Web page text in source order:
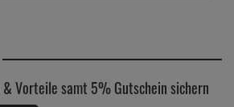
Vorteile samt 5% Gutschein sichern